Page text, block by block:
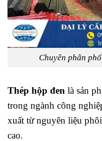
Chuyên phân
Thép hộp đen là sản
trong ngành công
xuất từ nguyên liệu
cao.